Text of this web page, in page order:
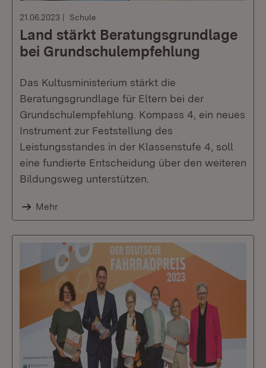
21.06.2023 Schule
Land stärkt Beratungsgrundlage
bei Grundschulempfehlung
Das Kultusministerium stärkt die
Beratungsgrundlage für Eltern bei der
Grundschulempfehlung. Kompass 4, ein neues
Instrument zur Feststellung des
Leistungsstandes in der Klassenstufe 4, soll
eine fundierte Entscheidung über den weiteren
Bildungsweg unterstützen.
Mehr